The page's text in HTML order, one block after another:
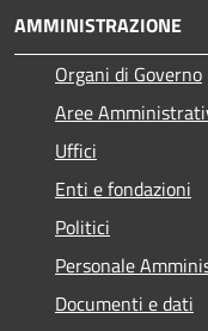
AMMINISTRAZIONE
Organi di Governo
Aree
Uffici
Enti e fondazioni
Politici
Personale
Documenti e dati